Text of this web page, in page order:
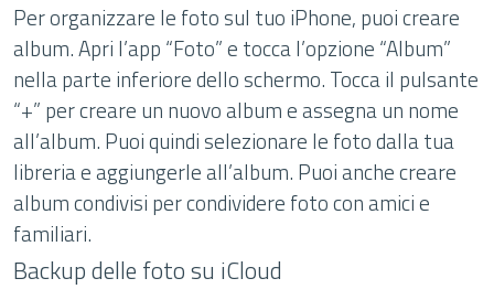
Per organizzare le foto sul tuo iPhone, puoi creare
album. Apri l’app “Foto” e tocca l’opzione “Album”
nella parte inferiore dello schermo. Tocca il pulsante
“+” per creare un nuovo album e assegna un nome
all’album. Puoi quindi selezionare le foto dalla tua
libreria e aggiungerle all’album. Puoi anche creare
album condivisi per condividere foto con amici e
familiari.
Backup delle foto su iCloud